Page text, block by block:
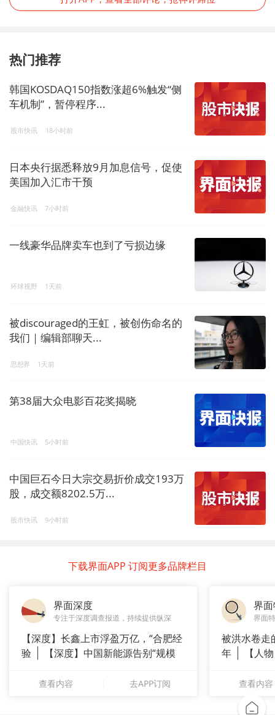
热门推荐
韩国KOSDAQ150指数涨超6%触发“侧
车机制”，暂停程序...
股市快讯 18小时前
日本央行据悉释放9月加息信号，促使
美国加入汇市干预
金融快讯 7小时前
一线豪华品牌卖车也到了亏损边缘
环球视野 1天前
被discouraged的王虹，被创伤命名的
我们｜编辑部聊天...
思想界 1天前
第38届大众电影百花奖揭晓
中国快讯 5小时前
中国巨石今日大宗交易折价成交193万
股，成交额8202.5万...
股市快讯 9小时前
下载界面APP 订阅更多品牌栏目
界面深度
专注于深度调查报道，持续提供纵深
【深度】长鑫上市浮盈万亿，“合肥经
验
【深度】中国新能源告别“规模
查看内容 去APP订阅
界
界面
被洪水卷走
年
【人
查看内容